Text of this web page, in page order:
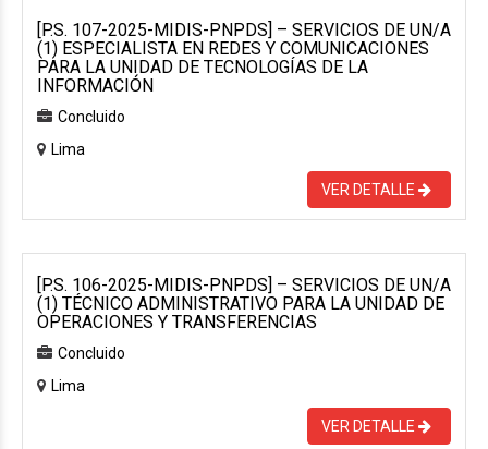
[P.S. 107-2025-MIDIS-PNPDS] – SERVICIOS DE UN/A
(1) ESPECIALISTA EN REDES Y COMUNICACIONES
PARA LA UNIDAD DE TECNOLOGÍAS DE LA
INFORMACIÓN
Concluido
Lima
VER DETALLE
[P.S. 106-2025-MIDIS-PNPDS] – SERVICIOS DE UN/A
(1) TÉCNICO ADMINISTRATIVO PARA LA UNIDAD DE
OPERACIONES Y TRANSFERENCIAS
Concluido
Lima
VER DETALLE